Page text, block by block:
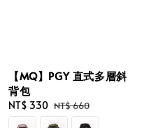
【MQ】PGY 直式多層斜
背包
Sale
price
NT$ 330 Regular
price
NT$ 660